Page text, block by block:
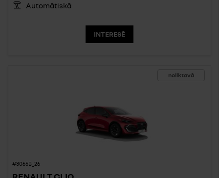
Automātiskā
INTERESĒ
noliktavā
#3065B_26